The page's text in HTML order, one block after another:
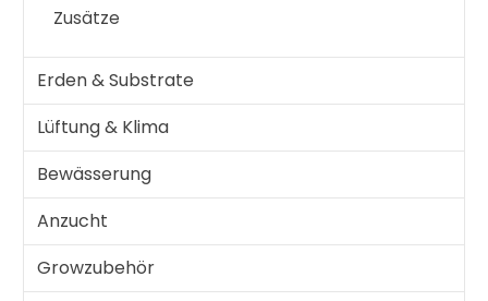
Zusätze
Erden & Substrate
Lüftung & Klima
Bewässerung
Anzucht
Growzubehör